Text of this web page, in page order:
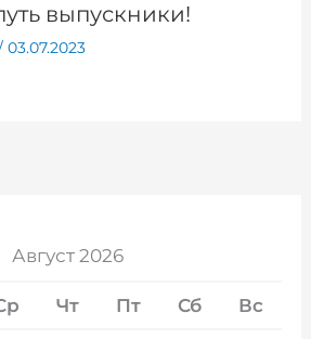
выпускники!
03.07.2023
Август 2026
Чт Пт Сб Вс